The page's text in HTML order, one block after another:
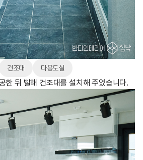
건조대 다용도실
한 뒤 빨래 건조대를 설치해 주었습니다.